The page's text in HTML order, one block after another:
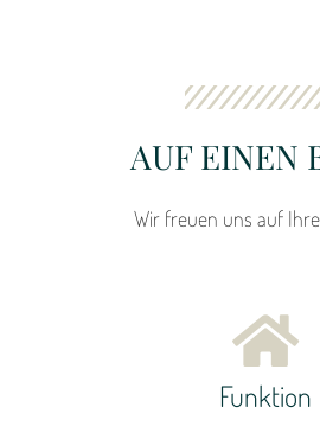
AUF EINEN
Wir freuen uns auf
Funktion